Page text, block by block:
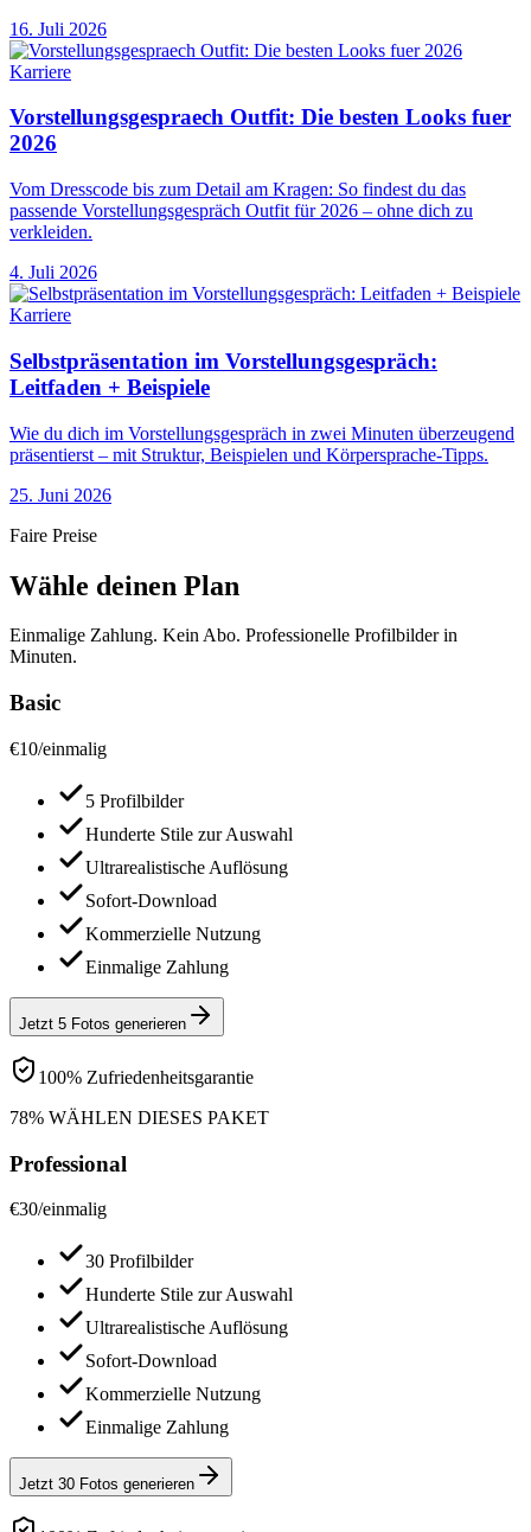
16. Juli 2026
Karriere
Vorstellungsgespraech Outfit: Die besten Looks fuer
2026
Vom Dresscode bis zum Detail am Kragen: So findest du das
passende Vorstellungsgespräch Outfit für 2026 – ohne dich zu
verkleiden.
4. Juli 2026
Karriere
Selbstpräsentation im Vorstellungsgespräch:
Leitfaden + Beispiele
Wie du dich im Vorstellungsgespräch in zwei Minuten überzeugend
präsentierst – mit Struktur, Beispielen und Körpersprache-Tipps.
25. Juni 2026
Faire Preise
Wähle deinen Plan
Einmalige Zahlung. Kein Abo. Professionelle Profilbilder in
Minuten.
Basic
€10/einmalig
5 Profilbilder
Hunderte Stile zur Auswahl
Ultrarealistische Auflösung
Sofort-Download
Kommerzielle Nutzung
Einmalige Zahlung
Jetzt 5 Fotos generieren
100% Zufriedenheitsgarantie
78% WÄHLEN DIESES PAKET
Professional
€30/einmalig
30 Profilbilder
Hunderte Stile zur Auswahl
Ultrarealistische Auflösung
Sofort-Download
Kommerzielle Nutzung
Einmalige Zahlung
Jetzt 30 Fotos generieren